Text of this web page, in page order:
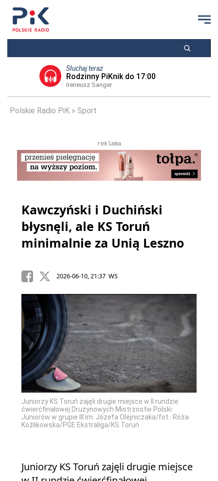
Słuchaj teraz
Rodzinny PiKnik do 17:00
Ireneusz Sanger
Polskie Radio PiK Sport
reklama
Kawczyński i Duchiński
błysnęli, ale KS Toruń
minimalnie za Unią Leszno
2026-06-10, 21:37 WS
Juniorzy KS Toruń zajęli drugie miejsce w II rundzie
ćwierćfinałowej Drużynowych Mistrzostw Polski
Juniorów w grupie III im. Józefa Olejniczaka/fot.: Róża
Koźlikowska/PGE Ekstraliga/KS Toruń
Juniorzy KS Toruń zajęli drugie miejsce